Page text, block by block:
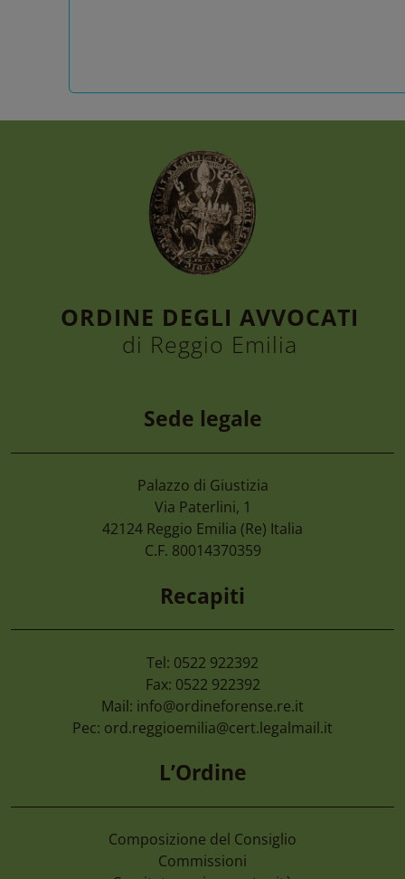
7 Agosto 2026
Camera Di Commercio Emilia –
Di Imprese Non Più Operative
ORDINE DEGLI AVVOCATI
di Reggio Emilia
Sede legale
Palazzo di Giustizia
Via Paterlini, 1
42124 Reggio Emilia (Re) Italia
C.F. 80014370359
Recapiti
Tel: 0522 922392
Fax: 0522 922392
Mail: info@ordineforense.re.it
Pec: ord.reggioemilia@cert.legalmail.it
L’Ordine
Composizione del Consiglio
Commissioni